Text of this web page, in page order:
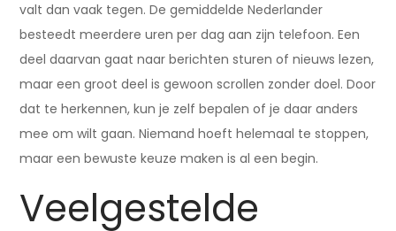
valt dan vaak tegen. De gemiddelde Nederlander
besteedt meerdere uren per dag aan zijn telefoon. Een
deel daarvan gaat naar berichten sturen of nieuws lezen,
maar een groot deel is gewoon scrollen zonder doel. Door
dat te herkennen, kun je zelf bepalen of je daar anders
mee om wilt gaan. Niemand hoeft helemaal te stoppen,
maar een bewuste keuze maken is al een begin.
Veelgestelde